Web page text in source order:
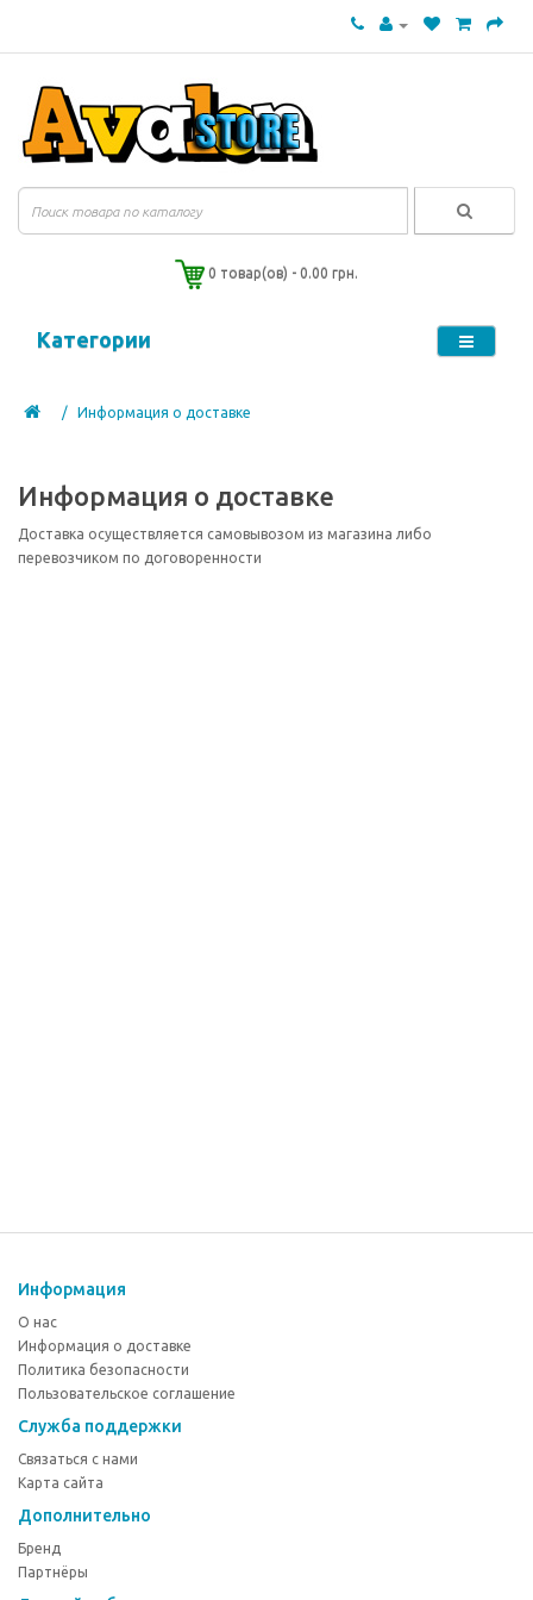
0 товар(ов) - 0.00 грн.
Категории
Информация о доставке
Информация о доставке
Доставка осуществляется самовывозом из магазина либо
перевозчиком по договоренности
Информация
О нас
Информация о доставке
Политика безопасности
Пользовательское соглашение
Служба поддержки
Связаться с нами
Карта сайта
Дополнительно
Бренд
Партнёры